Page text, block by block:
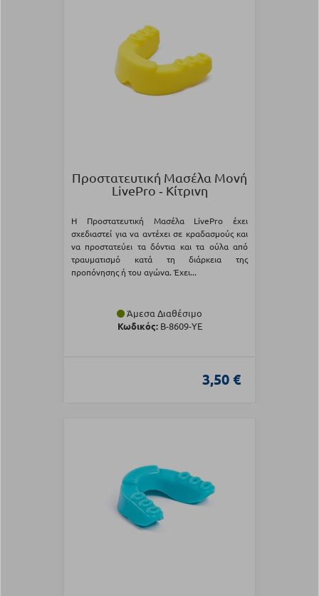
Προστατευτική Μασέλα Μονή
LivePro ‑ Κίτρινη
Η Προστατευτική Μασέλα LivePro έχει
σχεδιαστεί για να αντέχει σε κραδασμούς και
να προστατεύει τα δόντια και τα ούλα από
τραυματισμό κατά τη διάρκεια της
προπόνησης ή του αγώνα. Έχει...
Άμεσα Διαθέσιμο
Κωδικός:Β-8609-YE
3,50 €